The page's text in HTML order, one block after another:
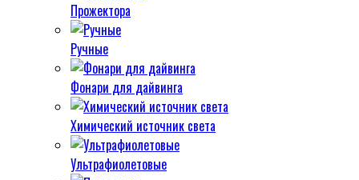
Прожектора
Ручные
Фонари для дайвинга
Химический источник света
Ультрафиолетовые